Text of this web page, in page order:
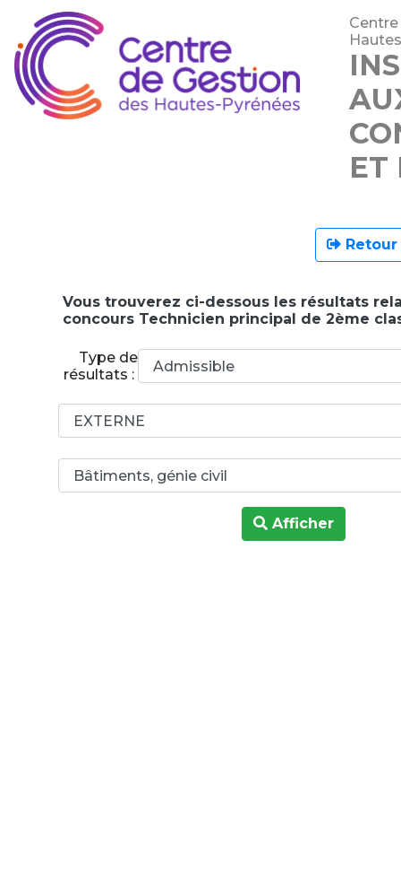
ET
Vous trouverez ci-dessous les résultats
concours Technicien principal de 2ème
Type de
résultats :
Afficher